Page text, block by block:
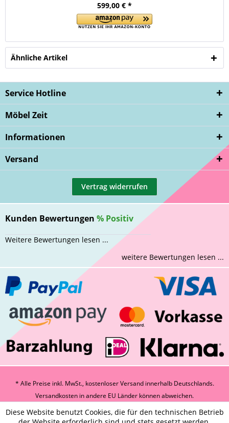
599,00 € *
Ähnliche Artikel
Service Hotline
Möbel Zeit
Informationen
Versand
Vertrag widerrufen
Kunden Bewertungen % Positiv
Weitere Bewertungen lesen ...
weitere Bewertungen lesen ...
* Alle Preise inkl. MwSt., kostenloser Versand innerhalb Deutschlands.
Versandkosten in andere EU Länder können abweichen.
Diese Website benutzt Cookies, die für den technischen Betrieb